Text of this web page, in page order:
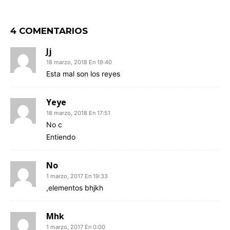
4 COMENTARIOS
Jj
18 marzo, 2018 En 19:40
Esta mal son los reyes
Yeye
18 marzo, 2018 En 17:51
No c
Entiendo
No
1 marzo, 2017 En 19:33
,elementos bhjkh
Mhk
1 marzo, 2017 En 0:00